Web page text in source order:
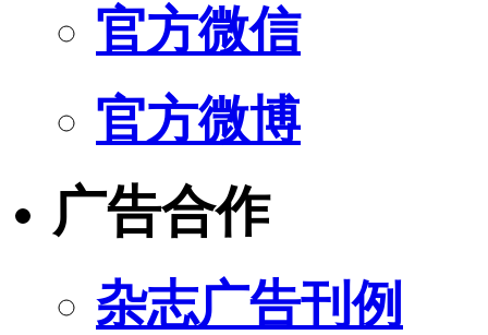
官方微信
官方微博
广告合作
杂志广告刊例